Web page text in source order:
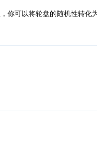
你可以将轮盘的随机性转化